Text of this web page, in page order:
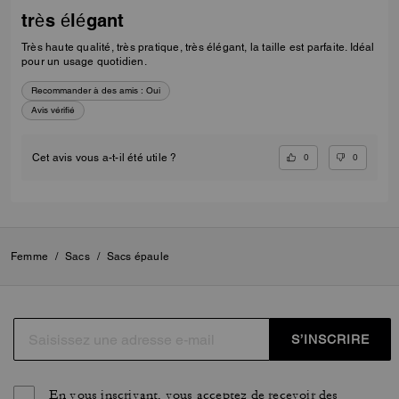
très élégant
Très haute qualité, très pratique, très élégant, la taille est parfaite. Idéal
pour un usage quotidien.
Recommander à des amis : Oui
Avis vérifié
Cet avis vous a-t-il été utile ? 0 0
Femme / Sacs / Sacs épaule
S’INSCRIRE
En vous inscrivant, vous acceptez de recevoir des